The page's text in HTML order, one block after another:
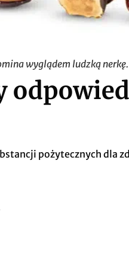
wyglądem ludzką nerkę.
pożytecznych dla